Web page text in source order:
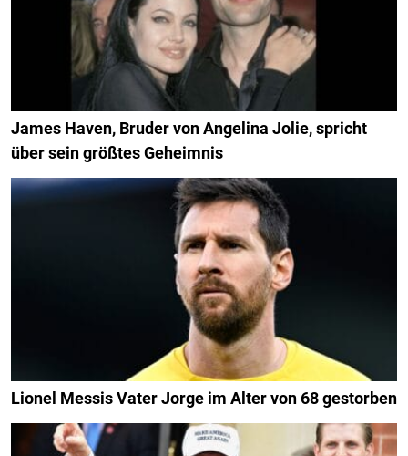
James Haven, Bruder von Angelina Jolie, spricht
über sein größtes Geheimnis
Lionel Messis Vater Jorge im Alter von 68 gestorben